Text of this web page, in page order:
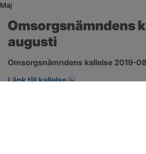
Maj
Omsorgsnämndens
augusti
Omsorgsnämndens kallelse 2019-
Länk till kallelse
pdf, öppnas i nytt